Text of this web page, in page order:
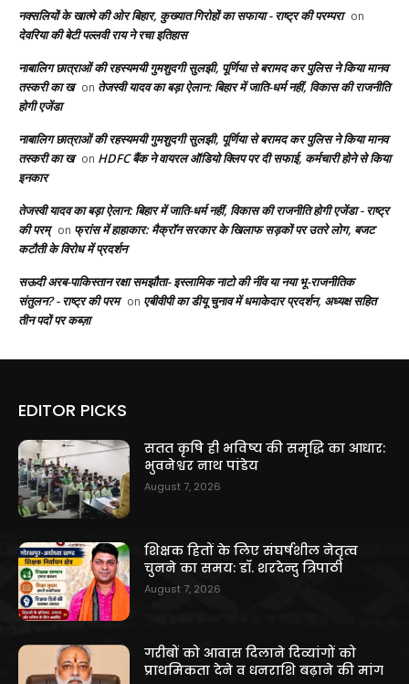
नक्सलियों के खात्मे की ओर बिहार, कुख्यात गिरोहों का सफाया - राष्ट्र की परम्परा on
देवरिया की बेटी पल्लवी राय ने रचा इतिहास
नाबालिग छात्राओं की रहस्यमयी गुमशुदगी सुलझी, पूर्णिया से बरामद कर पुलिस ने किया मानव
तस्करी का ख on तेजस्वी यादव का बड़ा ऐलान: बिहार में जाति-धर्म नहीं, विकास की राजनीति
होगी एजेंडा
नाबालिग छात्राओं की रहस्यमयी गुमशुदगी सुलझी, पूर्णिया से बरामद कर पुलिस ने किया मानव
तस्करी का ख on HDFC बैंक ने वायरल ऑडियो क्लिप पर दी सफाई, कर्मचारी होने से किया
इनकार
तेजस्वी यादव का बड़ा ऐलान: बिहार में जाति-धर्म नहीं, विकास की राजनीति होगी एजेंडा - राष्ट्र
की परम् on फ्रांस में हाहाकार: मैक्रॉन सरकार के खिलाफ सड़कों पर उतरे लोग, बजट
कटौती के विरोध में प्रदर्शन
सऊदी अरब-पाकिस्तान रक्षा समझौता- इस्लामिक नाटो की नींव या नया भू-राजनीतिक
संतुलन? - राष्ट्र की परम on एबीवीपी का डीयू चुनाव में धमाकेदार प्रदर्शन, अध्यक्ष सहित
तीन पदों पर कब्ज़ा
EDITOR PICKS
सतत कृषि ही भविष्य की समृद्धि का आधार:
भुवनेश्वर नाथ पांडेय
August 7, 2026
शिक्षक हितों के लिए संघर्षशील नेतृत्व
चुनने का समय: डॉ. शरदेन्दु त्रिपाठी
August 7, 2026
गरीबों को आवास दिलाने दिव्यांगों को
प्राथमिकता देने व धनराशि बढ़ाने की मांग